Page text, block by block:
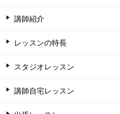
講師紹介
レッスンの特長
スタジオレッスン
講師自宅レッスン